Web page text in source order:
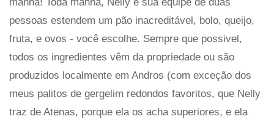
pessoas estendem um pão inacreditável, bolo, queijo,
fruta, e ovos - você escolhe. Sempre que possivel,
todos os ingredientes vêm da propriedade ou são
produzidos localmente em Andros (com exceção dos
meus palitos de gergelim redondos favoritos, que Nelly
traz de Atenas, porque ela os acha superiores, e ela